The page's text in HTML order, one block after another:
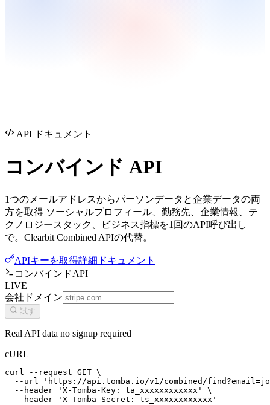
API ドキュメント
コンバインド API
1つのメールアドレスからパーソンデータと企業データの両
方を取得 ソーシャルプロフィール、勤務先、企業情報、テ
クノロジースタック、ビジネス指標を1回のAPI呼び出し
で。Clearbit Combined APIの代替。
APIキーを取得詳細ドキュメント
コンバインドAPI
LIVE
会社ドメイン
試す
Real API data no signup required
cURL
curl --request GET \
--url 'https://api.tomba.io/v1/combined/
  --header 'X-Tomba-Key: ta_xxxxxxxxxxxx' \
  --header 'X-Tomba-Secret: ts_xxxxxxxxxxxx'